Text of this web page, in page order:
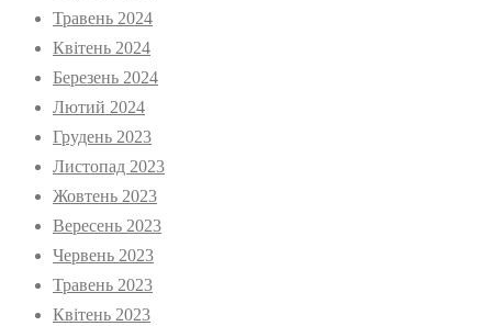
Травень 2024
Квітень 2024
Березень 2024
Лютий 2024
Грудень 2023
Листопад 2023
Жовтень 2023
Вересень 2023
Червень 2023
Травень 2023
Квітень 2023